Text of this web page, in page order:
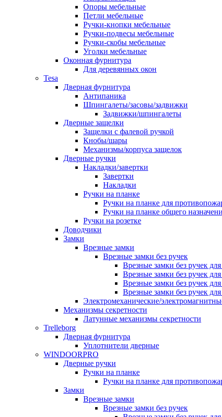
Опоры мебельные
Петли мебельные
Ручки-кнопки мебельные
Ручки-подвесы мебельные
Ручки-скобы мебельные
Уголки мебельные
Оконная фурнитура
Для деревянных окон
Tesa
Дверная фурнитура
Антипаника
Шпингалеты/засовы/задвижки
Задвижки/шпингалеты
Дверные защелки
Защелки с фалевой ручкой
Кнобы/шары
Механизмы/корпуса защелок
Дверные ручки
Накладки/завертки
Завертки
Накладки
Ручки на планке
Ручки на планке для
Ручки на планке общего
Ручки на розетке
Доводчики
Замки
Врезные замки
Врезные замки без ручек
Врезные замки без ручек
Врезные замки без ручек
Врезные замки без ручек
Врезные замки без ручек
Электромеханические/
Механизмы секретности
Латунные механизмы секретности
Trelleborg
Дверная фурнитура
Уплотнители дверные
WINDOORPRO
Дверные ручки
Ручки на планке
Ручки на планке для
Замки
Врезные замки
Врезные замки без ручек